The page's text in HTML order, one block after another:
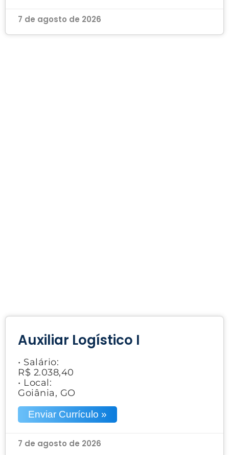
7 de agosto de 2026
Auxiliar Logístico I
• Salário:
R$ 2.038,40
• Local:
Goiânia, GO
Enviar Currículo »
7 de agosto de 2026